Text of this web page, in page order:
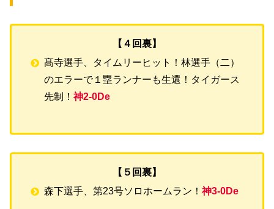
【４回裏】
髙寺選手、タイムリーヒット！林選手（二）
のエラーで１塁ランナーも生還！タイガース
先制！神2-0De
【５回裏】
森下選手、第23号ソロホームラン！神3-0De